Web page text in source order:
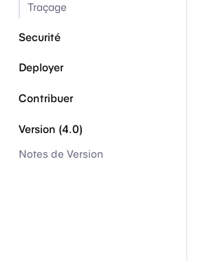
Traçage
Securité
Deployer
Contribuer
Version (4.0)
Notes de Version